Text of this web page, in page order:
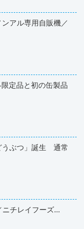
アル専用自販機／
限定品と初の缶製品
うぶつ」誕生 通常
チレイフーズ...